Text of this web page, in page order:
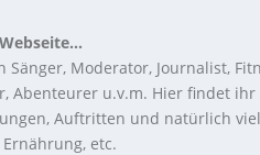
Sänger, Moderator, Journalist,
Abenteurer u.v.m. Hier findet
Auftritten und natürlich
etc.